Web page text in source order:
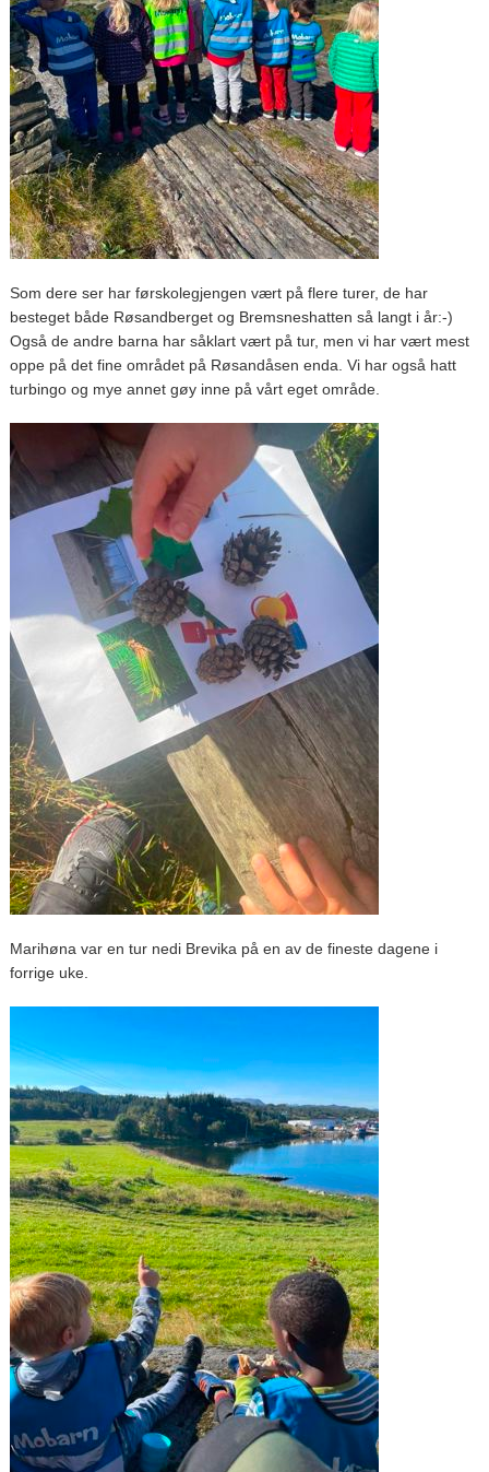
Som dere ser har førskolegjengen vært på flere turer, de har
besteget både Røsandberget og Bremsneshatten så langt i år:-)
Også de andre barna har såklart vært på tur, men vi har vært mest
oppe på det fine området på Røsandåsen enda. Vi har også hatt
turbingo og mye annet gøy inne på vårt eget område.
Marihøna var en tur nedi Brevika på en av de fineste dagene i
forrige uke.